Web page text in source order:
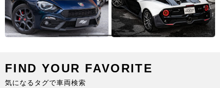
FIND YOUR FAVORITE
気になるタグで車両検索